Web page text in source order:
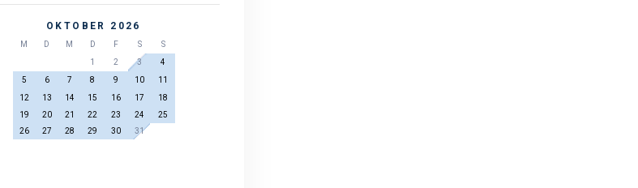
OKTOBER 2026
M D M D F S
S
1
2 3
4
5
6 7 8 9 10
11
12
13 14 15 16 17
18
19
20 21 22 23 24
25
26
27 28 29 30 31